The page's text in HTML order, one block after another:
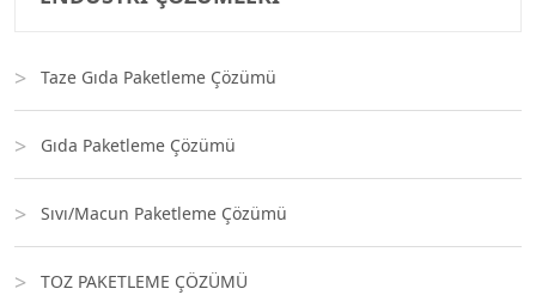
Taze Gıda Paketleme Çözümü
Gıda Paketleme Çözümü
Sıvı/Macun Paketleme Çözümü
TOZ PAKETLEME ÇÖZÜMÜ